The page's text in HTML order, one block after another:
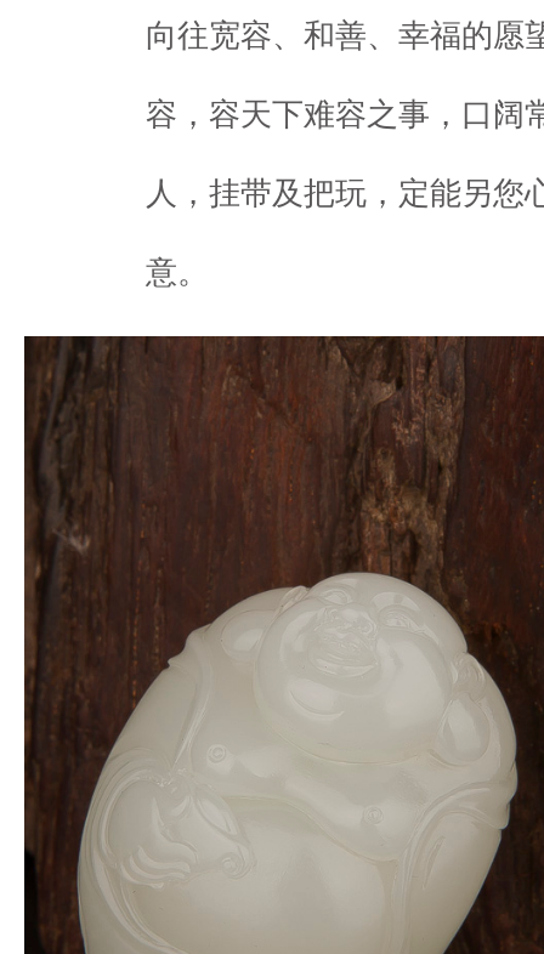
向往宽容、和善、幸福的愿
容，容天下难容之事，口阔
人，挂带及把玩，定能另您
意。